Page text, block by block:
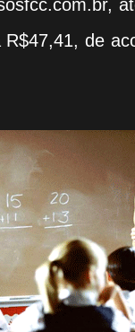
de